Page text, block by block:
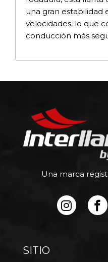
una gran estabilidad
velocidades, lo que
conducción más
Una marca
SITIO